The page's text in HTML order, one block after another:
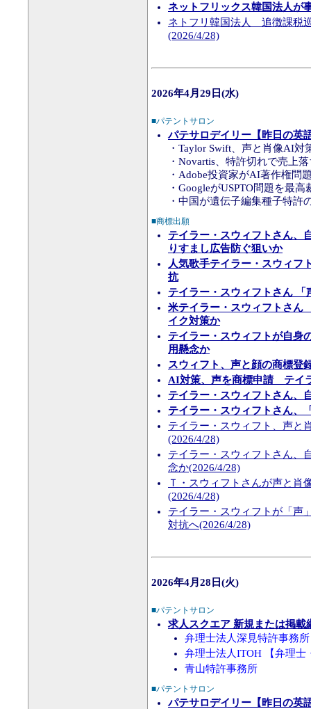
ネットフリックス韓国法人が
ネトフリ韓国法人 追徴課税
(2026/4/28)
2026年4月29日(水)
■パテントサロン
パテサロデイリー【昨日の英
・Taylor Swift、声と肖像AI対
・Novartis、特許切れで売上
・Adobe投資家がAI著作権問
・GoogleがUSPTO問題を最高
・中国が遺伝子編集種子特
■商標出願
テイラー・スウィフトさん、
りすまし広告防ぐ狙いか
人気歌手テイラー・スウィ
抗
テイラー・スウィフトさん
米テイラー・スウィフトさ
イク対策か
テイラー・スウィフトが自
用懸念か
スウィフト、声と顔の商標
AI対策、声を商標申請 テイ
テイラー・スウィフトさん
テイラー・スウィフトさん
テイラー・スウィフト、声と
(2026/4/28)
テイラー・スウィフトさん、
念か(2026/4/28)
Ｔ・スウィフトさんが声と肖
(2026/4/28)
テイラー・スウィフトが「声
対抗へ(2026/4/28)
2026年4月28日(火)
■パテントサロン
求人スクエア 新規または掲載
弁理士法人深見特許事務所
弁理士法人ITOH 【弁理士
青山特許事務所
■パテントサロン
パテサロデイリー【昨日の英